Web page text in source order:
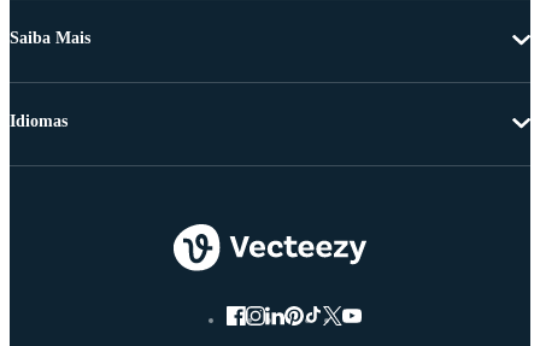
Saiba Mais
Idiomas